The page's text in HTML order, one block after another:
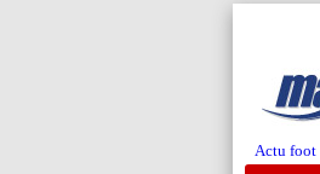
Actu foot